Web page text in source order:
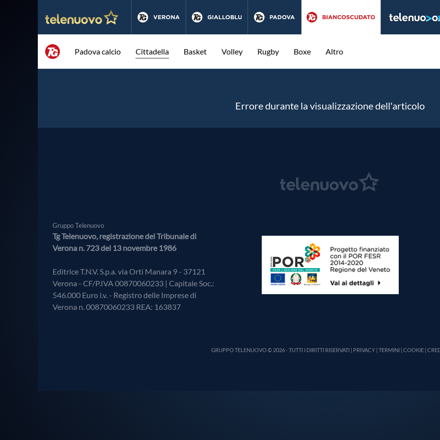
Padova calcio Cittadella Basket Volley Rugby Boxe Altro
Errore durante la visualizzazione dell'articolo
Gruppo Telenuovo
Tg Telenuovo, registrazione del Tribunale di
Verona n. 723 del 13 novembre 1986
Editrice T.N.V. S.p.a. via Orti Manara 9 - 37121
Verona - CF/P.IVA 00870060233 | Capitale Soc.:
546.000 Euro i.v. - Registro delle Imprese di
Verona n. 00870060233 REA: 163837
GRUPPO TELENUOVO © 2026 - TUTTI I DIRITTI RISERVATI | PRIVACY | TERMINI | COOKIE |